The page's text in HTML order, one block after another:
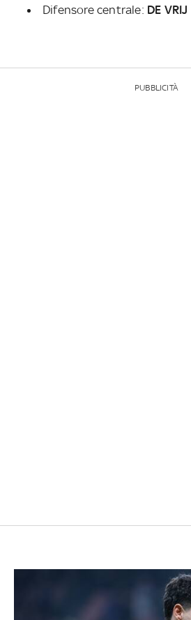
Difensore centrale: DE VRIJ
PUBBLICITÀ